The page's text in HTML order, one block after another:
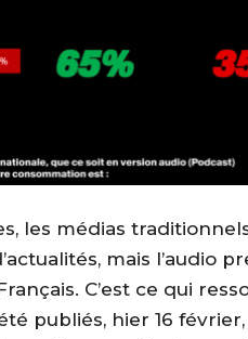
les médias
mais l’audio
C’est ce qui
publiés, hier 16 février,